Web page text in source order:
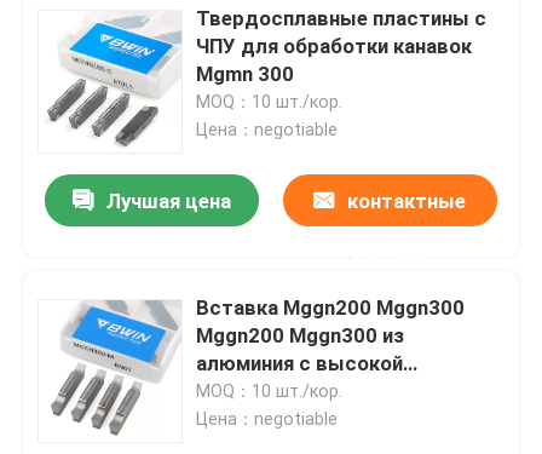
Твердосплавные пластины с
ЧПУ для обработки канавок
Mgmn 300
MOQ：10 шт./кор.
Цена：negotiable
Лучшая цена контактные
Вставка Mggn200 Mggn300
Mggn200 Mggn300 из
алюминия с высокой
надежностью
MOQ：10 шт./кор.
Цена：negotiable